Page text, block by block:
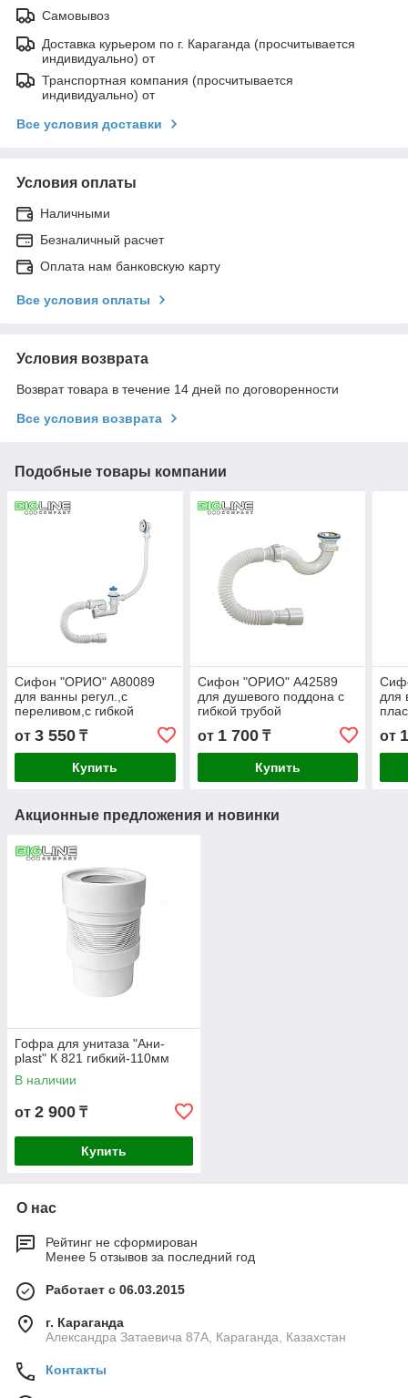
Самовывоз
Доставка курьером по г. Караганда (просчитывается
индивидуально) от
Транспортная компания (просчитывается
индивидуально) от
Все условия доставки
Условия оплаты
Наличными
Безналичный расчет
Оплата нам банковскую карту
Все условия оплаты
Условия возврата
Возврат товара в течение 14 дней по договоренности
Все условия возврата
Подобные товары компании
Сифон "ОРИО" А80089
для ванны регул.,с
переливом,с гибкой
от 3 550 ₸
Купить
Сифон "ОРИО" А42589
для душевого поддона с
гибкой трубой
от 1 700₸
Купить
для
от
Акционные предложения и новинки
Гофра для унитаза "Ани-
plast" К 821 гибкий-110мм
В наличии
от 2 900 ₸
Купить
О нас
Рейтинг не сформирован
Менее 5 отзывов за последний год
Работает с 06.03.2015
г. Караганда
Александра Затаевича 87А, Караганда, Казахстан
Контакты